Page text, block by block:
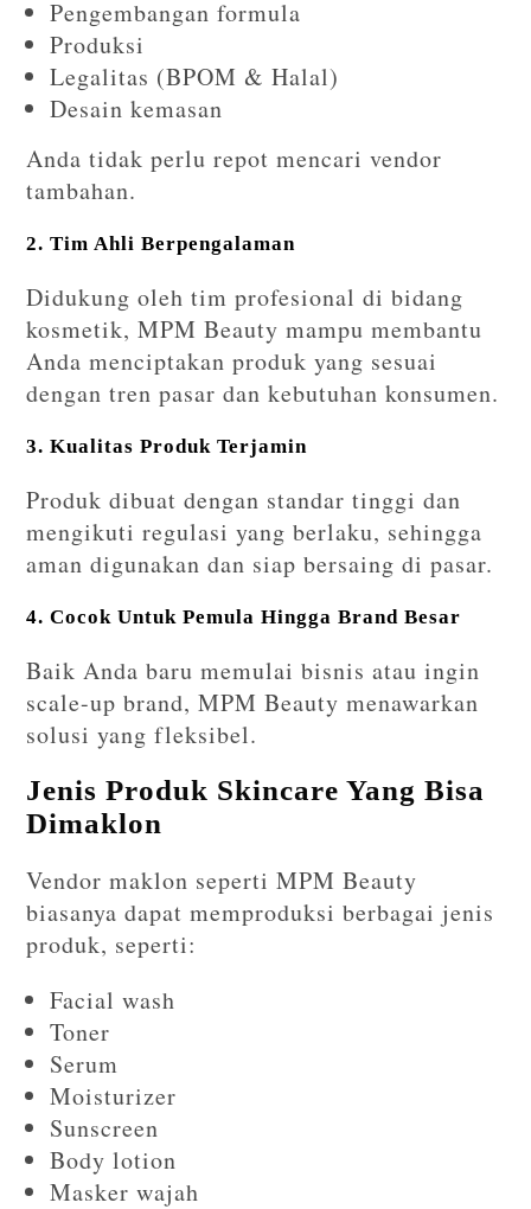
Pengembangan formula
Produksi
Legalitas (BPOM & Halal)
Desain kemasan
Anda tidak perlu repot mencari vendor
tambahan.
2. Tim Ahli Berpengalaman
Didukung oleh tim profesional di bidang
kosmetik, MPM Beauty mampu membantu
Anda menciptakan produk yang sesuai
dengan tren pasar dan kebutuhan konsumen.
3. Kualitas Produk Terjamin
Produk dibuat dengan standar tinggi dan
mengikuti regulasi yang berlaku, sehingga
aman digunakan dan siap bersaing di pasar.
4. Cocok Untuk Pemula Hingga Brand Besar
Baik Anda baru memulai bisnis atau ingin
scale-up brand, MPM Beauty menawarkan
solusi yang fleksibel.
Jenis Produk Skincare Yang Bisa
Dimaklon
Vendor maklon seperti MPM Beauty
biasanya dapat memproduksi berbagai jenis
produk, seperti:
Facial wash
Toner
Serum
Moisturizer
Sunscreen
Body lotion
Masker wajah